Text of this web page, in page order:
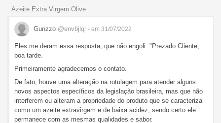
Azeite Extra Virgem Olive
Gunzzo @envbjlqi - em 31/07/2022
Eles me deram essa resposta, que não engoli. "Prezado Cliente,
boa tarde.
Primeiramente agradecemos o contato.
De fato, houve uma alteração na rotulagem para atender alguns
novos aspectos específicos da legislação brasileira, mas que não
interferem ou alteram a propriedade do produto que se caracteriza
como um azeite extravirgem e de baixa acidez, sendo certo ele
permanece com as mesmas qualidades e sabor.